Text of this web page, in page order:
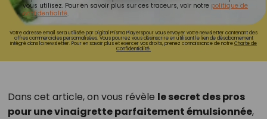
vous utilisez. Pour en savoir plus sur ces traceurs, voir notre politique de
confidentialité.
Votre adresse email sera utilisée par Digital Prisma Playerspour vous envoyer votre newsletter contenant des
offres commerciales personnalisées. Vous pourrez vous désinscrire en utilisant le lien de désabonnement
intégré dans la newsletter. Pour en savoir plus et exercer vos droits, prenez connaissance de notreCharte de
Confidentialité.
Dans cet article, on vous révèle le secret des pros
pour une vinaigrette parfaitement émulsionnée,